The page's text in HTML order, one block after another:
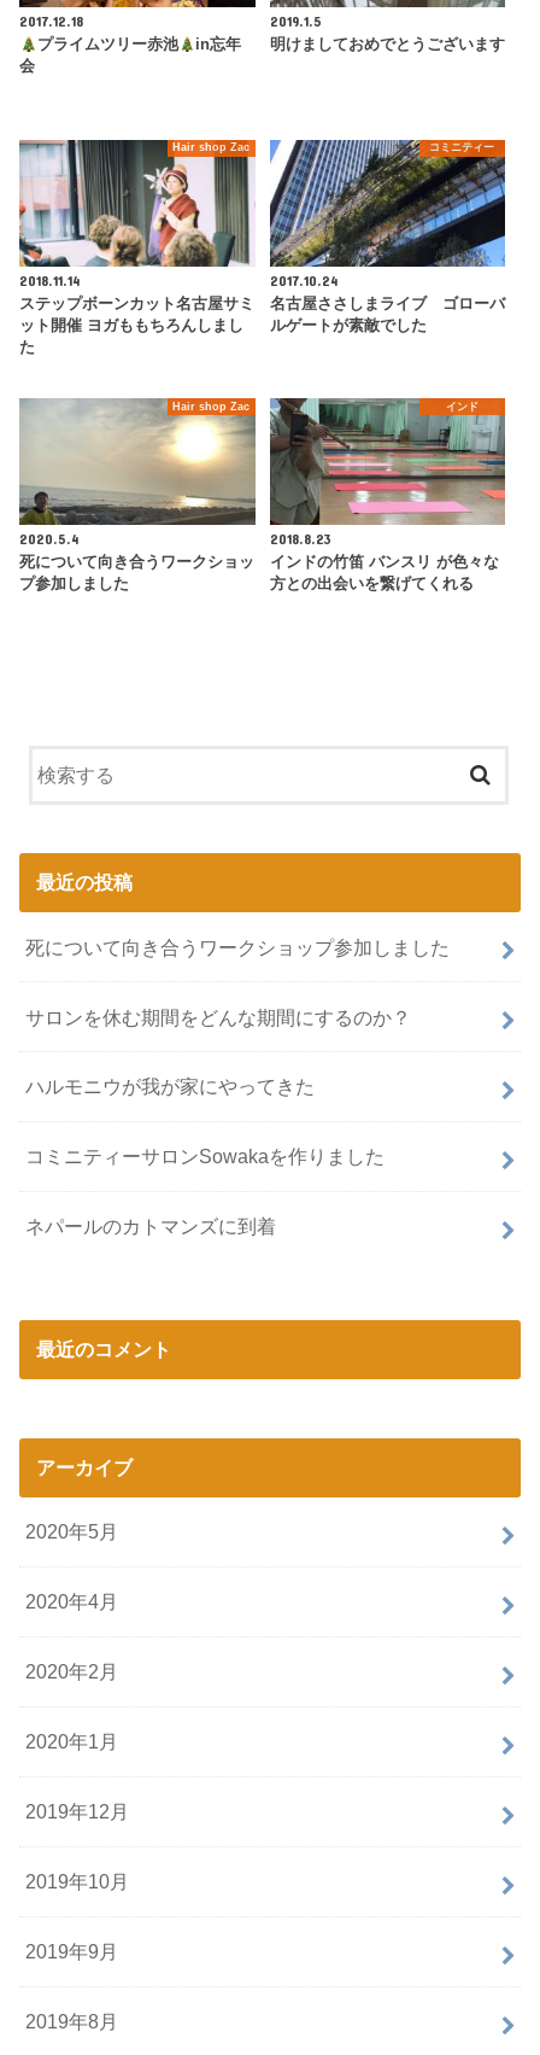
2017.12.18
プライムツリー赤池
in忘年
会
2019.1.5
明けましておめでとうございます
Hair shop Zac
2018.11.14
ステップボーンカット名古屋サミ
ット開催 ヨガももちろんしまし
た
コミニティー
2017.10.24
名古屋ささしまライブ ゴローバ
ルゲートが素敵でした
Hair shop Zac
2020.5.4
死について向き合うワークショッ
プ参加しました
インド
2018.8.23
インドの竹笛 バンスリ が色々な
方との出会いを繋げてくれる
最近の投稿
死について向き合うワークショップ参加しました
サロンを休む期間をどんな期間にするのか？
ハルモニウが我が家にやってきた
コミニティーサロンSowakaを作りました
ネパールのカトマンズに到着
最近のコメント
アーカイブ
2020年5月
2020年4月
2020年2月
2020年1月
2019年12月
2019年10月
2019年9月
2019年8月